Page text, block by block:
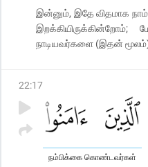
இன்னும், இதே விதமாக
நாடியவர்களை (இதன் மூலம்)
22:17
நம்பிக்கை கொண்டவர்கள்